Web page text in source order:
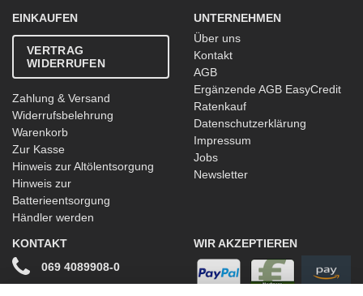
EINKAUFEN
VERTRAG
WIDERRUFEN
Zahlung & Versand
Widerrufsbelehrung
Warenkorb
Zur Kasse
Hinweis zur Altölentsorgung
Hinweis zur
Batterieentsorgung
Händler werden
UNTERNEHMEN
Über uns
Kontakt
AGB
Ergänzende AGB EasyCredit
Ratenkauf
Datenschutzerklärung
Impressum
Jobs
Newsletter
KONTAKT
069 4089908-0
WIR AKZEPTIEREN